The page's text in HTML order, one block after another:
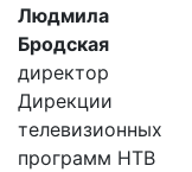
Людмила
Бродская
директор
Дирекции
телевизионных
программ НТВ